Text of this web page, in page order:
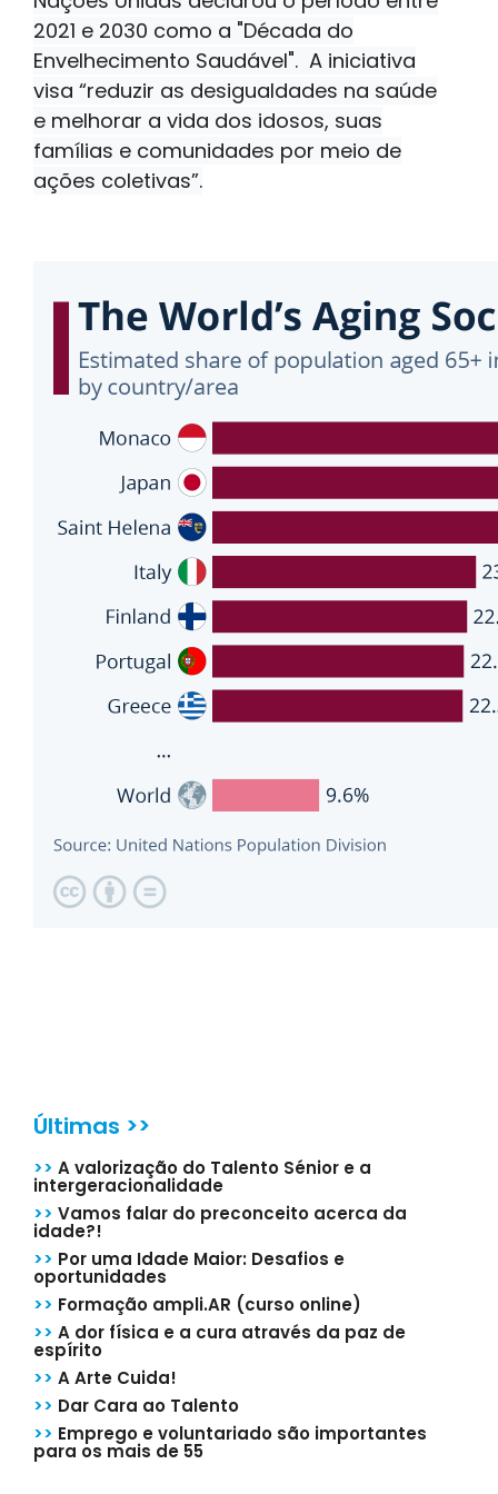
2021 e 2030 como a "Década do
Envelhecimento Saudável". A iniciativa
visa “reduzir as desigualdades na saúde
e melhorar a vida dos idosos, suas
famílias e comunidades por meio de
ações coletivas”.
Últimas >>
>> A valorização do Talento Sénior e a
intergeracionalidade
>> Vamos falar do preconceito acerca da
idade?!
>> Por uma Idade Maior: Desafios e
oportunidades
>> Formação ampli.AR (curso online)
>> A dor física e a cura através da paz de
espírito
>> A Arte Cuida!
>> Dar Cara ao Talento
>> Emprego e voluntariado são importantes
para os mais de 55